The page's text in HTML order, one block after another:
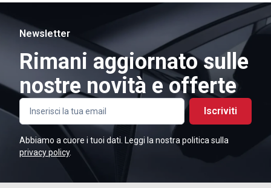
Newsletter
Rimani aggiornato sulle
nostre novità e offerte
Iscriviti
Abbiamo a cuore i tuoi dati. Leggi la nostra politica sulla
privacy policy.